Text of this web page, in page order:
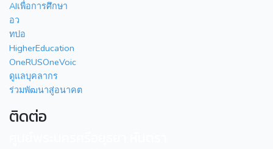
AIเพื่อการศึกษา
อว
ทปอ
HigherEducation
OneRUSOneVoic
ดูแลบุคลากร
ร่วมพัฒนาสู่อนาคต
ติดต่อ